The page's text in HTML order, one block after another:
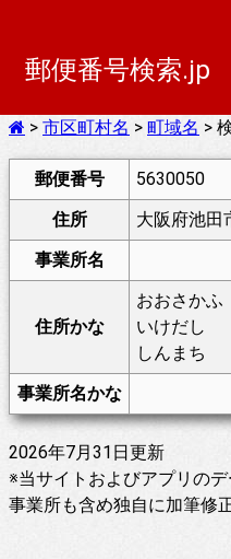
郵便番号検索.jp
> 市区町村名 > 町域名 >
郵便番号
5630050
住所
大阪府池田
事業所名
住所かな
おおさかふ
いけだし
しんまち
事業所名かな
2026年7月31日更新
※当サイトおよびアプリの
事業所も含め独自に加筆修